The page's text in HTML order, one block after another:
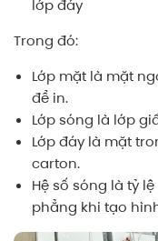
lớp đáy
Trong đó:
Lớp mặt là mặt
để in.
Lớp sóng là lớp
Lớp đáy là mặt
carton.
Hệ số sóng là tỷ
phẳng khi tạo